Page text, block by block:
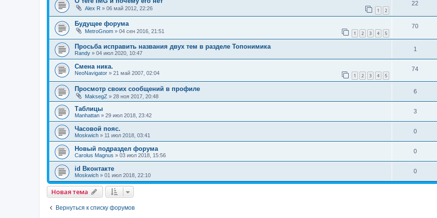
Alex R » 06 май 2012, 22:26 1 2
22
Будущее форума
MetroGnom » 04 сен 2016, 21:51 1 2 3 4 5
70
Просьба исправить названия двух тем в разделе Топонимика
Randy » 04 июл 2020, 10:47
1
Смена ника.
NeoNavigator » 21 май 2007, 02:04 1 2 3 4 5
74
Просмотр своих сообщений в профиле
MaksegZ » 28 ноя 2017, 20:48
6
Таблицы
Manhattan » 29 июл 2018, 23:42
3
Часовой пояс.
Moskwich » 11 июл 2018, 03:41
0
Новый подраздел форума
Carolus Magnus » 03 июл 2018, 15:56
0
id Вконтакте
Moskwich » 01 июл 2018, 22:10
0
Новая тема
Вернуться к списку форумов